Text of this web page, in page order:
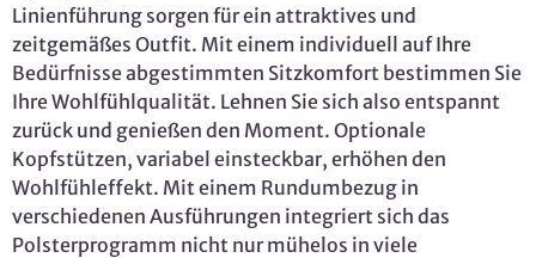
Linienführung sorgen für ein attraktives und
zeitgemäßes Outfit. Mit einem individuell auf Ihre
Bedürfnisse abgestimmten Sitzkomfort bestimmen Sie
Ihre Wohlfühlqualität. Lehnen Sie sich also entspannt
zurück und genießen den Moment. Optionale
Kopfstützen, variabel einsteckbar, erhöhen den
Wohlfühleffekt. Mit einem Rundumbezug in
verschiedenen Ausführungen integriert sich das
Polsterprogramm nicht nur mühelos in viele